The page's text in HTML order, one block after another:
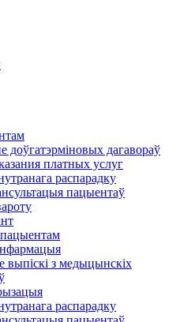
доўгатэрміновых дагавораў
платных услуг
распарадку
пацыентаў
выпіскі з медыцынскіх
распарадку